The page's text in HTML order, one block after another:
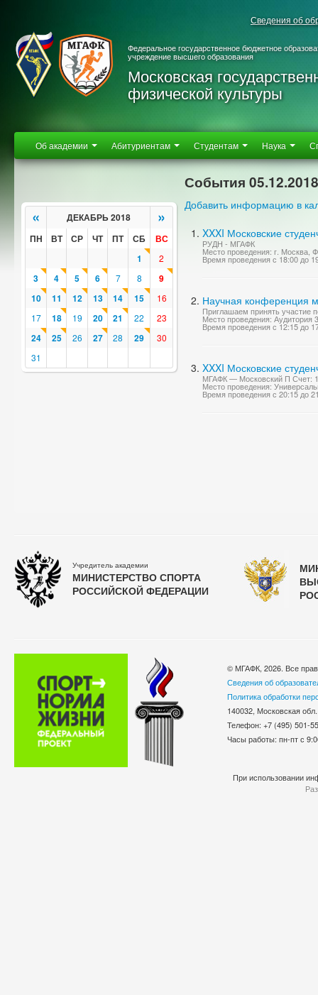
Сведения об
Федеральное государственное бюджетное
учреждение высшего образования
Московская
физической культуры
Об академии Абитуриентам Студентам Наука
« ДЕКАБРЬ 2018 »
ПН ВТ СР ЧТ ПТ СБ
ВС
1
2
3 4 5 6 7 8
9
10
11 12 13 14 15
16
17
18 19 20 21 22 23
24 25 26 27 28 29
30
31
События 05.12.2018
Добавить информацию в
XXXI Московские
РУДН - МГАФК
Место проведения: г. Москва,
Время проведения с 18:00 до
Научная конференция
Приглашаем принять участие
Место проведения: Аудитория
Время проведения с 12:15 до
XXXI Московские
МГАФК — Московский П Счет:
Место проведения:
Время проведения с 20:15 до
Учредитель академии
МИНИСТЕРСТВО СПОРТА
РОССИЙСКОЙ ФЕДЕРАЦИИ
© МГАФК, 2026. Все
Сведения об
Политика обработки
140032, Московская
Телефон: +7 (495)
Часы работы: пн-пт с
При использовании